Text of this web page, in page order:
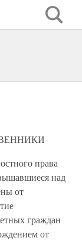
права
над
от
граждан
от